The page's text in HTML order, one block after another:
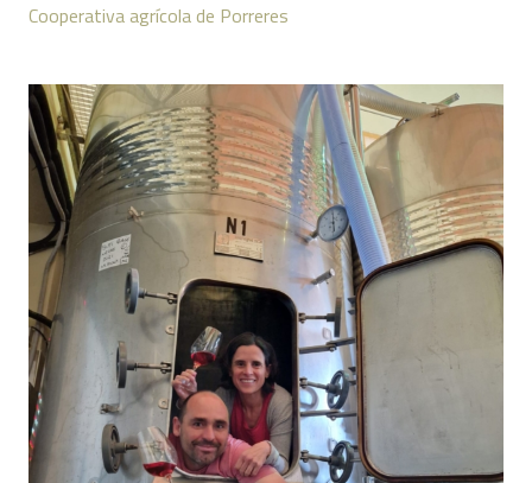
Cooperativa agrícola de Porreres